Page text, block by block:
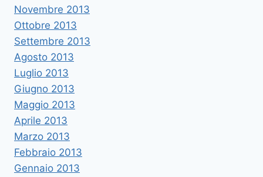
Novembre 2013
Ottobre 2013
Settembre 2013
Agosto 2013
Luglio 2013
Giugno 2013
Maggio 2013
Aprile 2013
Marzo 2013
Febbraio 2013
Gennaio 2013